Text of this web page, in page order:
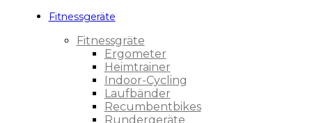
Fitnessgeräte
Fitnessgräte
Ergometer
Heimtrainer
Indoor-Cycling
Laufbänder
Recumbentbikes
Rundergeräte